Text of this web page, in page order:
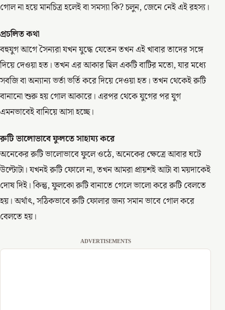
গোল না হয়ে মানচিত্র হলেই বা সমস্যা কি? চলুন, জেনে নেই এই রহস্য।
প্রচলিত কথা
বহুযুগ আগে সৈন্যরা যখন যুদ্ধে যেতেন তখন এই খাবার তাদের সঙ্গে
দিয়ে দেওয়া হত। তখন এর আকার ছিল একটি বাটির মতো, যার মধ্যে
সবজি বা অন্যান্য ভর্তা ভর্তি করে দিয়ে দেওয়া হত। তখন থেকেই রুটি
বানানো শুরু হয় গোল আকারে। এরপর থেকে যুগের পর যুগ
এমনভাবেই বানিয়ে আসা হচ্ছে।
রুটি ভালোভাবে ফুলতে সাহায্য করে
অনেকের রুটি ভালোভাবে ফুলে ওঠে, অনেকের ক্ষেত্রে আবার ঘটে
উল্টোটা। যখনই রুটি ফোলে না, তখন আমরা প্রায়শই আটা বা ময়দাকেই
দোষ দিই। কিন্তু, ফুলকো রুটি বানাতে গেলে ভালো করে রুটি বেলতে
হয়। অর্থাৎ, সঠিকভাবে রুটি ফোলার জন্য সমান ভাবে গোল করে
বেলতে হয়।
ADVERTISEMENTS